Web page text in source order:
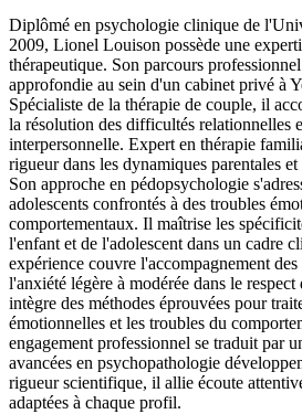
Diplômé en psychologie clinique de
2009, Lionel Louison possède une
thérapeutique. Son parcours
approfondie au sein d'un cabinet privé à
Spécialiste de la thérapie de couple, il
la résolution des difficultés relationnelles
interpersonnelle. Expert en thérapie
rigueur dans les dynamiques parentales
Son approche en pédopsychologie
adolescents confrontés à des troubles
comportementaux. Il maîtrise les
l'enfant et de l'adolescent dans un cadre
expérience couvre l'accompagnement
l'anxiété légère à modérée dans le
intègre des méthodes éprouvées pour
émotionnelles et les troubles du
engagement professionnel se traduit par
avancées en psychopathologie
rigueur scientifique, il allie écoute
adaptées à chaque profil.